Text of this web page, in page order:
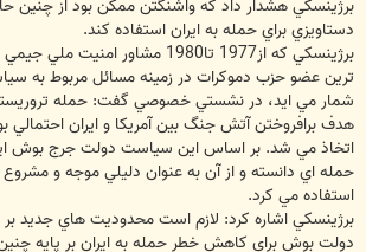
برژينسكي هشدار داد كه واشنگتن ممكن بود از چنين
دستاويزي براي حمله به ايران استفاده كند.
برژينسكي كه از1977 تا1980 مشاور
ترين عضو حزب دموكرات در زمينه مسائل مربوط به
شمار مي ايد، در نشستي خصوصي گفت: حمله تروريستي
هدف برافروختن آتش جنگ بين آمريكا و ايران احتمالي
اتخاذ مي شد. بر اساس اين سياست دولت جرج بوش
حمله اي دانسته و از آن به عنوان دليلي موجه و مشروع
استفاده مي كرد.
برژينسكي اشاره كرد: لازم است محدوديت هاي جديد
دولت بوش براي كاهش خطر حمله به ايران بر پايه چنين